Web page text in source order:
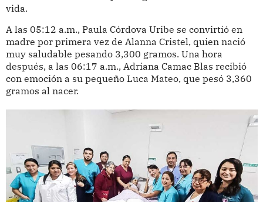
vida.
A las 05:12 a.m., Paula Córdova Uribe se convirtió en
madre por primera vez de Alanna Cristel, quien nació
muy saludable pesando 3,300 gramos. Una hora
después, a las 06:17 a.m., Adriana Camac Blas recibió
con emoción a su pequeño Luca Mateo, que pesó 3,360
gramos al nacer.